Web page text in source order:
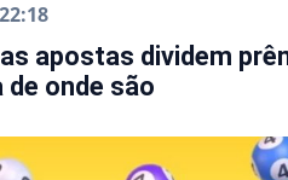
apostas dividem
de onde são